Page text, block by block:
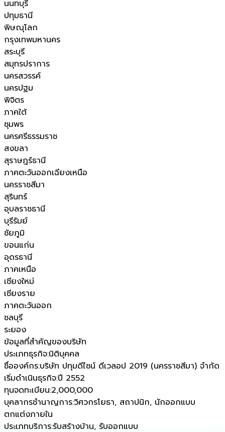
นนทบุรี
ปทุมธานี
พิษณุโลก
กรุงเทพมหานคร
สระบุรี
สมุทรปราการ
นครสวรรค์
นครปฐม
พิจิตร
ภาคใต้
ชุมพร
นครศรีธรรมราช
สงขลา
สุราษฎร์ธานี
ภาคตะวันออกเฉียงเหนือ
นครราชสีมา
สุรินทร์
อุบลราชธานี
บุรีรัมย์
ชัยภูมิ
ขอนแก่น
อุดรธานี
ภาคเหนือ
เชียงใหม่
เชียงราย
ภาคตะวันออก
ชลบุรี
ระยอง
ข้อมูลที่สำคัญของบริษัท
ประเภทธุรกิจ:นิติบุคคล
ชื่อองค์กร:บริษัท ปทุมดีไซน์ ดีเวลอป 2019 (นครราชสีมา) จำกัด
เริ่มดำเนินธุรกิจ:ปี 2552
ทุนจดทะเบียน:2,000,000
บุคลากรชำนาญการ:วิศวกรโยธา, สถาปนิก, นักออกแบบ
ตกแต่งภายใน
ประเภทบริการ:รับสร้างบ้าน, รับออกแบบ